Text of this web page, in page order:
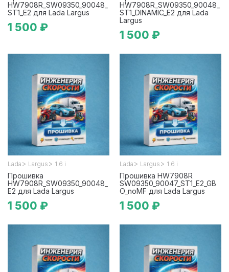
HW7908R_SW09350_90048_
ST1_E2 для Lada Largus
1 500 ₽
HW7908R_SW09350_90048_
ST1_DINAMIC_E2 для Lada
Largus
1 500 ₽
Lada > Largus > 1.6 i
Прошивка
HW7908R_SW09350_90048_
E2 для Lada Largus
1 500 ₽
Lada > Largus > 1.6 i
Прошивка HW7908R
SW09350_90047_ST1_E2_GB
O_noMF для Lada Largus
1 500 ₽